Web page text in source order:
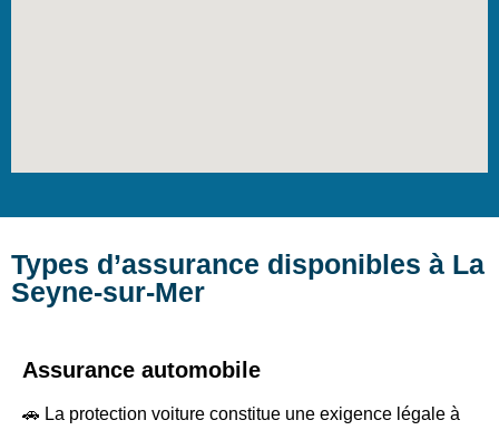
Types d’assurance disponibles à La
Seyne-sur-Mer
Assurance automobile
🚗 La protection voiture constitue une exigence légale à